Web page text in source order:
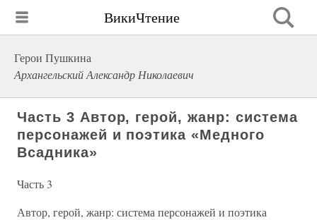
ВикиЧтение
Герои Пушкина
Архангельский Александр Николаевич
Часть 3 Автор, герой, жанр: система
персонажей и поэтика «Медного
Всадника»
Часть 3
Автор, герой, жанр: система персонажей и поэтика